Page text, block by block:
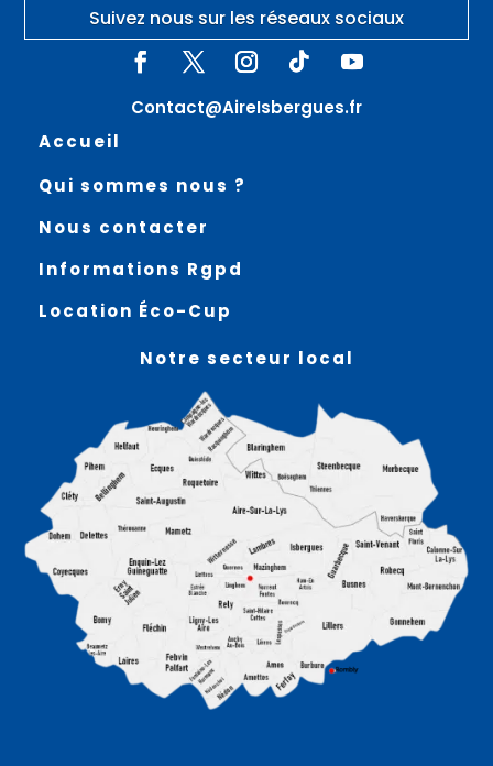
Suivez nous sur les réseaux sociaux
Contact@AireIsbergues.fr
Accueil
Qui sommes nous ?
Nous contacter
Informations Rgpd
Location Éco-Cup
Notre secteur local